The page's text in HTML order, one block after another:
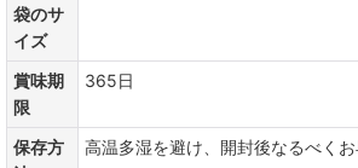
袋のサ
イズ
賞味期
限
365日
保存方
高温多湿を避け、開封後なるべく